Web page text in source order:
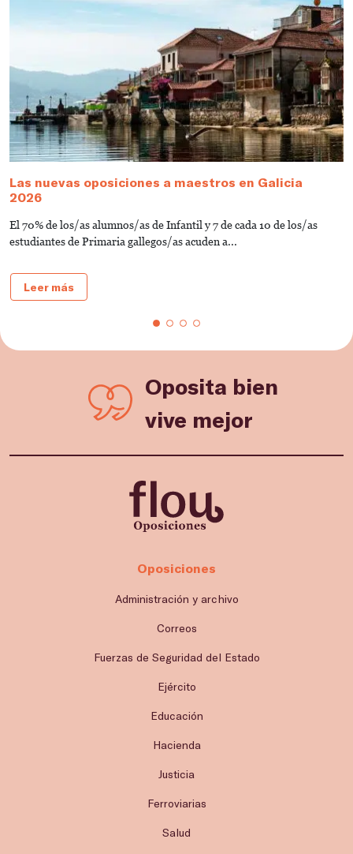
Las nuevas oposiciones a maestros en Galicia
2026
El 70% de los/as alumnos/as de Infantil y 7 de cada 10 de los/as
estudiantes de Primaria gallegos/as acuden a...
Leer más
Oposita bien
vive mejor
Oposiciones
Administración y archivo
Correos
Fuerzas de Seguridad del Estado
Ejército
Educación
Hacienda
Justicia
Ferroviarias
Salud